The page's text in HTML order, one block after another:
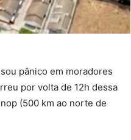
pânico em moradores
por volta de 12h dessa
(500 km ao norte de